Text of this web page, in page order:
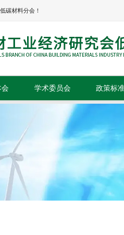
碳材料分会！
学术委员会 政策标
标准规范